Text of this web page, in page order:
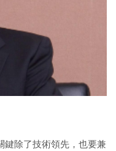
鍵除了技術領先，也要兼